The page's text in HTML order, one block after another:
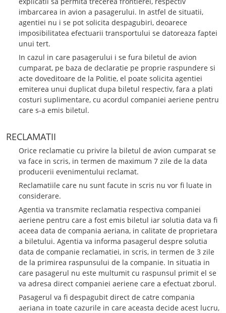
imbarcarea in avion a pasagerului. In astfel de situatii,
agentiei nu i se pot solicita despagubiri, deoarece
imposibilitatea efectuarii transportului se datoreaza faptei
unui tert.
In cazul in care pasagerului i se fura biletul de avion
cumparat, pe baza de declaratie pe proprie raspundere si
acte doveditoare de la Politie, el poate solicita agentiei
emiterea unui duplicat dupa biletul respectiv, fara a plati
costuri suplimentare, cu acordul companiei aeriene pentru
care s-a emis biletul.
RECLAMATII
Orice reclamatie cu privire la biletul de avion cumparat se
va face in scris, in termen de maximum 7 zile de la data
producerii evenimentului reclamat.
Reclamatiile care nu sunt facute in scris nu vor fi luate in
considerare.
Agentia va transmite reclamatia respectiva companiei
aeriene pentru care a fost emis biletul iar solutia data va fi
aceea data de compania aeriana, in calitate de proprietara
a biletului. Agentia va informa pasagerul despre solutia
data de companie reclamatiei, in scris, in termen de 3 zile
de la primirea raspunsului de la companie. In situatia in
care pasagerul nu este multumit cu raspunsul primit el se
va adresa direct companiei aeriene care a efectuat zborul.
Pasagerul va fi despagubit direct de catre compania
aeriana in toate cazurile in care aceasta decide acest lucru,